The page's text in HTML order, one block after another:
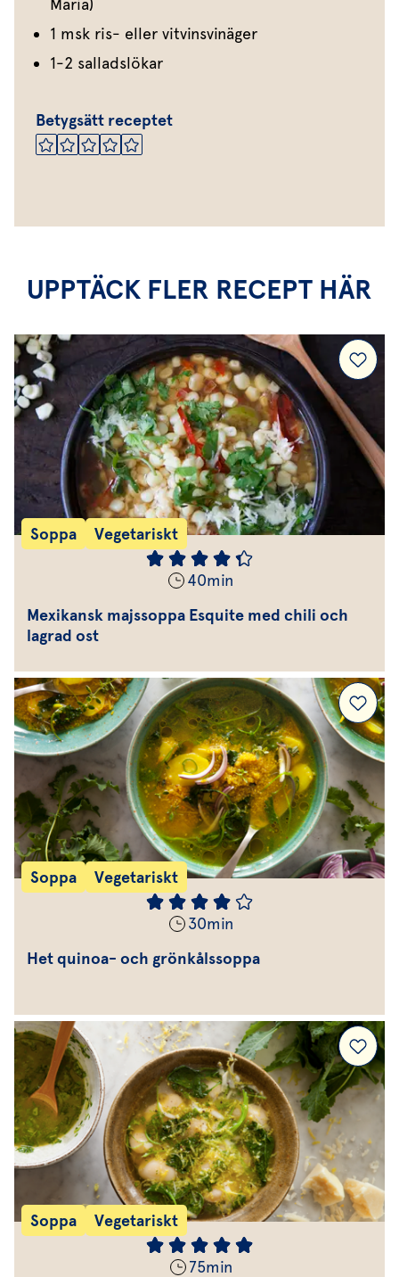
Maria)
1 msk ris- eller vitvinsvinäger
1-2 salladslökar
Betygsätt receptet
UPPTÄCK FLER RECEPT HÄR
Soppa Vegetariskt
40min
Mexikansk majssoppa Esquite med chili och
lagrad ost
Soppa Vegetariskt
30min
Het quinoa- och grönkålssoppa
Soppa Vegetariskt
75min